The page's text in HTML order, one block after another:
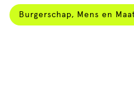
Al het aanbod
Primair onderwijs
Thema
Burgerschap, Mens en